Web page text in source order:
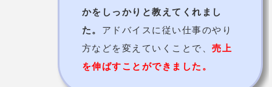
かをしっかりと教えてくれまし
た。 アドバイスに従い仕事のやり
方などを変えていくことで、 売上
を伸ばすことができました。